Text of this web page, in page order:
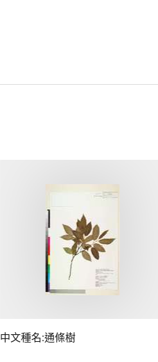
中文種名:通條樹